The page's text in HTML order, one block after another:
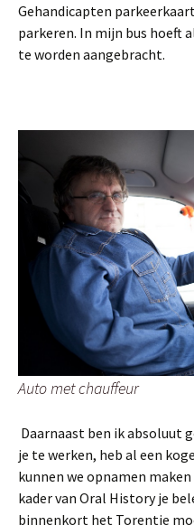
Gehandicapten
parkeren. In mijn bus hoeft
te worden aangebracht.
Auto met chauffeur
Daarnaast ben ik absoluut
je te werken, heb al een
kunnen we opnamen
kader van Oral History je
binnenkort het Torentje